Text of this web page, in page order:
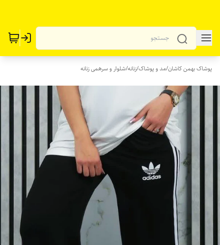
پوشاک بهمن کاشان/مد و پوشاک/زنانه/شلوار و سرهمی زنانه